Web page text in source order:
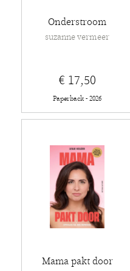
Onderstroom
suzanne vermeer
€ 17,50
Paperback - 2026
Mama pakt door